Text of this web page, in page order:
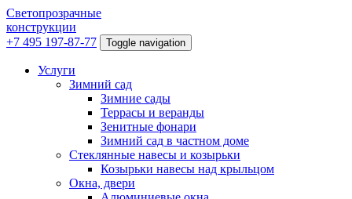
Светопрозрачные
конструкции
+7 495 197-87-77
Toggle navigation
Услуги
Зимний сад
Зимние сады
Террасы и веранды
Зенитные фонари
Зимний сад в частном доме
Стеклянные навесы и козырьки
Козырьки навесы над крыльцом
Окна, двери